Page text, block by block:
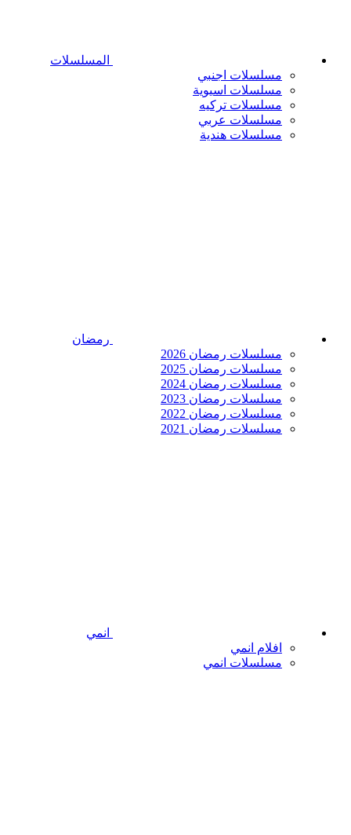
المسلسلات
مسلسلات اجنبي
مسلسلات اسيوية
مسلسلات تركيه
مسلسلات عربي
مسلسلات هندية
رمضان
مسلسلات رمضان 2026
مسلسلات رمضان 2025
مسلسلات رمضان 2024
مسلسلات رمضان 2023
مسلسلات رمضان 2022
مسلسلات رمضان 2021
انمي
افلام انمي
مسلسلات انمي